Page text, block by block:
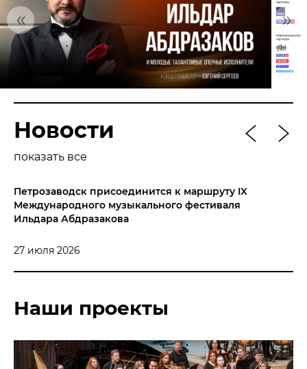
МЕДИА
НОВОСТИ
info@iafoundation.ru
109544, Россия, г. Москва, ул. Школьная, 27 стр. 1
« »
Новости
показать все
Петрозаводск присоединится к маршруту IX
Международного музыкального фестиваля
Ильдара Абдразакова
27 июля 2026
Наши проекты